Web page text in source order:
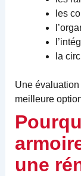
les
la
Une
meilleure
une